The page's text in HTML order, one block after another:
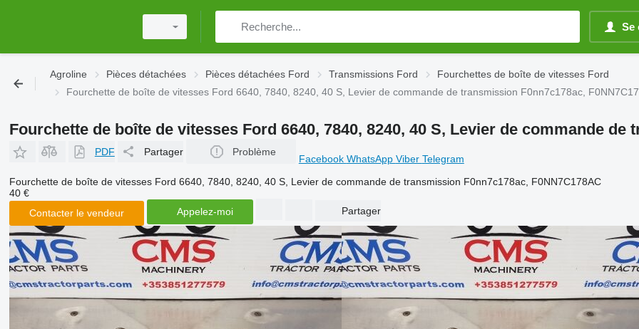
Se
Agroline Pièces détachées Pièces détachées Ford Transmissions Ford
Fourchettes de boîte de vitesses Ford
Fourchette de boîte de vitesses Ford 6640, 7840, 8240, 40 S, Levier de commande de transmission F0nn7c178ac,
Fourchette de boîte de vitesses Ford 6640, 7840, 8240, 40 S, Levier de commande de
PDF Partager Problème
Facebook WhatsApp Viber Telegram
Fourchette de boîte de vitesses Ford 6640, 7840, 8240, 40 S, Levier de commande de transmission F0nn7c178ac, F0NN7C178AC
40 €
Contacter le vendeur
Appelez-moi Partager